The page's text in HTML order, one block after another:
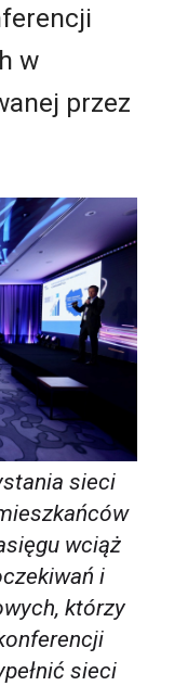
w
przez
sieci
wciąż
i
którzy
sieci